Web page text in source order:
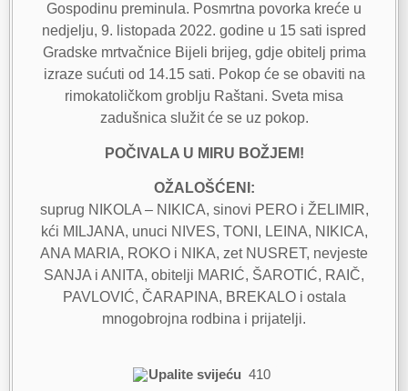
Gospodinu preminula. Posmrtna povorka kreće u
nedjelju, 9. listopada 2022. godine u 15 sati ispred
Gradske mrtvačnice Bijeli brijeg, gdje obitelj prima
izraze sućuti od 14.15 sati. Pokop će se obaviti na
rimokatoličkom groblju Raštani. Sveta misa
zadušnica služit će se uz pokop.
POČIVALA U MIRU BOŽJEM!
OŽALOŠĆENI:
suprug NIKOLA – NIKICA, sinovi PERO i ŽELIMIR,
kći MILJANA, unuci NIVES, TONI, LEINA, NIKICA,
ANA MARIA, ROKO i NIKA, zet NUSRET, nevjeste
SANJA i ANITA, obitelji MARIĆ, ŠAROTIĆ, RAIČ,
PAVLOVIĆ, ČARAPINA, BREKALO i ostala
mnogobrojna rodbina i prijatelji.
Upalite svijeću 410